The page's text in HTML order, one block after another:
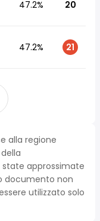
47.2% 20
47.2% 21
alla regione
approssimate
documento non
utilizzato solo